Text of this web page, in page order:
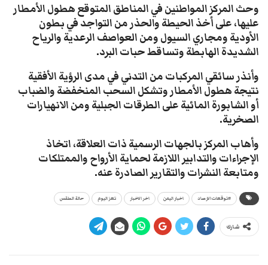
وحث المركز المواطنين في المناطق المتوقع هطول الأمطار
عليها، على أخذ الحيطة والحذر من التواجد في بطون
الأودية ومجاري السيول ومن العواصف الرعدية والرياح
الشديدة الهابطة وتساقط حبات البرد.
وأنذر سائقي المركبات من التدني في مدى الرؤية الأفقية
نتيجة هطول الأمطار وتشكل السحب المنخفضة والضباب
أو الشابورة المائية على الطرقات الجبلية ومن الانهيارات
الصخرية.
وأهاب المركز بالجهات الرسمية ذات العلاقة، اتخاذ
الإجراءات والتدابير اللازمة لحماية الأرواح والممتلكات
ومتابعة النشرات والتقارير الصادرة عنه.
#توقعات الارصاد اخبار اليمن اخر الاخبار تعز اليوم حالة الطقس
شارك